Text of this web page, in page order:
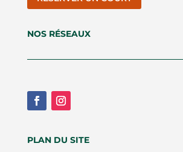
NOS RÉSEAUX
PLAN DU SITE